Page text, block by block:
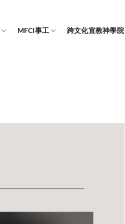
MFCI事工 跨文化宣教神學院